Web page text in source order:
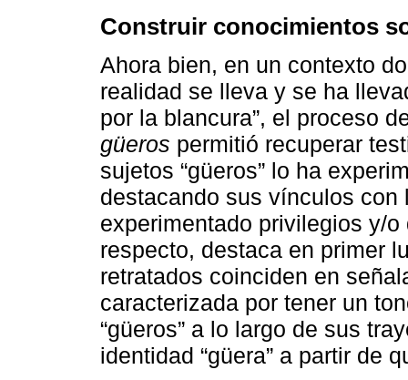
Construir conocimientos
Ahora bien, en un contexto
realidad se lleva y se ha
por la blancura”, el proceso
güeros permitió recuperar
sujetos “güeros” lo ha
destacando sus vínculos con
experimentado privilegios y/o
respecto, destaca en primer
retratados coinciden en
caracterizada por tener un
“güeros” a lo largo de sus
identidad “güera” a partir de